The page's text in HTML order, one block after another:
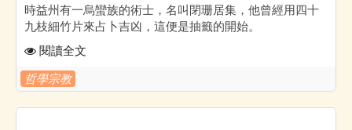
時益州有一烏蠻族的術士，名叫閉珊居集，他曾經用四十
九枝細竹片來占卜吉凶，這便是抽籤的開始。
閱讀全文
哲學宗教